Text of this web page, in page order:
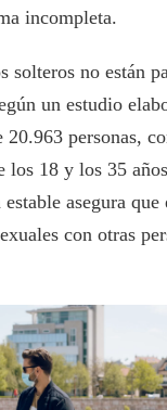
incompleta.
solteros no están
un estudio
20.963 personas,
los 18 y los 35
asegura que
con otras